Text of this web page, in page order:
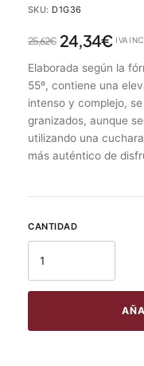
25,62€ 24,34€ IVA
Elaborada según la
55º, contiene una
intenso y complejo,
granizados, aunque
utilizando una
más auténtico de
SKU: D1G36